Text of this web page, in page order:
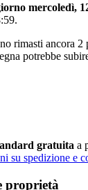
mercoledì,
.
rimasti ancora 2
potrebbe
gratuita a
su spedizione e
proprietà